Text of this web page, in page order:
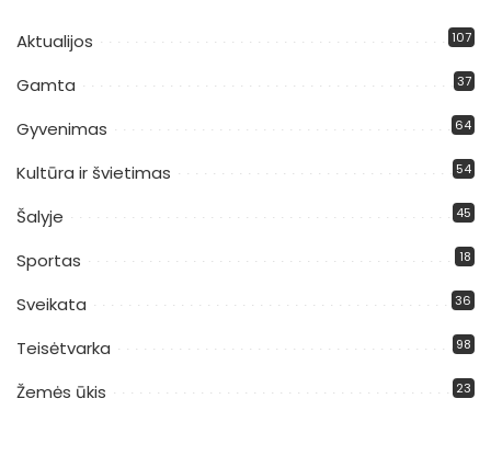
Aktualijos 107
Gamta 37
Gyvenimas 64
Kultūra ir švietimas 54
Šalyje 45
Sportas 18
Sveikata 36
Teisėtvarka 98
Žemės ūkis 23